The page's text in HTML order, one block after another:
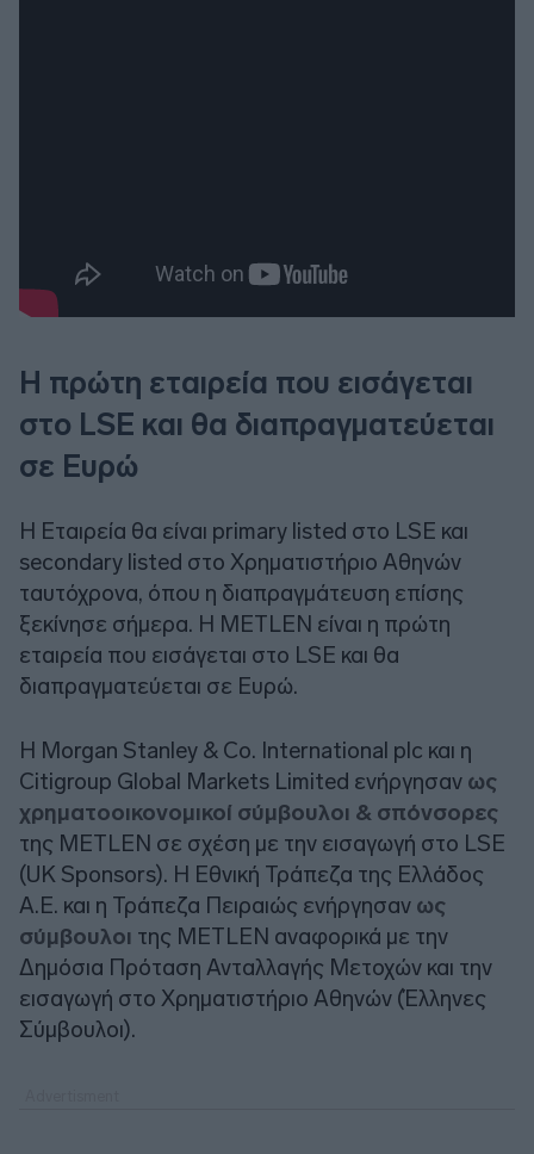
Η πρώτη εταιρεία που εισάγεται
στο LSE και θα διαπραγματεύεται
σε Ευρώ
H Εταιρεία θα είναι primary listed στο LSE και
secondary listed στο Χρηματιστήριο Αθηνών
ταυτόχρονα, όπου η διαπραγμάτευση επίσης
ξεκίνησε σήμερα. Η METLEN είναι η πρώτη
εταιρεία που εισάγεται στο LSE και θα
διαπραγματεύεται σε Ευρώ.
Η Morgan Stanley & Co. International plc και η
Citigroup Global Markets Limited ενήργησαν ως
χρηματοοικονομικοί σύμβουλοι & σπόνσορες
της METLEN σε σχέση με την εισαγωγή στο LSE
(UK Sponsors). Η Εθνική Τράπεζα της Ελλάδος
Α.Ε. και η Τράπεζα Πειραιώς ενήργησαν ως
σύμβουλοι της METLEN αναφορικά με την
Δημόσια Πρόταση Ανταλλαγής Μετοχών και την
εισαγωγή στο Χρηματιστήριο Αθηνών (Έλληνες
Σύμβουλοι).